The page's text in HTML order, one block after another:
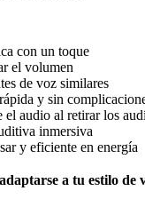
con un toque
el volumen
de voz similares
y sin
el audio al retirar los
inmersiva
y eficiente en energía
a tu estilo de